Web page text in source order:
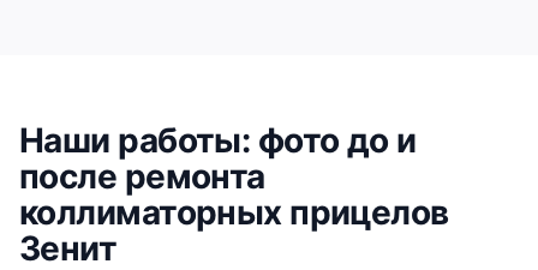
Наши работы: фото до и
после ремонта
коллиматорных прицелов
Зенит